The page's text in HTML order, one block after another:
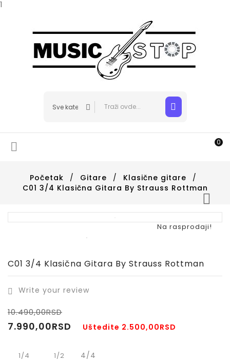
1
 0
Početak Gitare
Klasične gitare
C01 3/4 Klasična Gitara By Strauss Rottman
Na rasprodaji!

C01 3/4 Klasična Gitara By Strauss Rottman
 Write your review
10.490,00RSD
7.990,00RSD Uštedite 2.500,00RSD
1/4 1/2
4/4